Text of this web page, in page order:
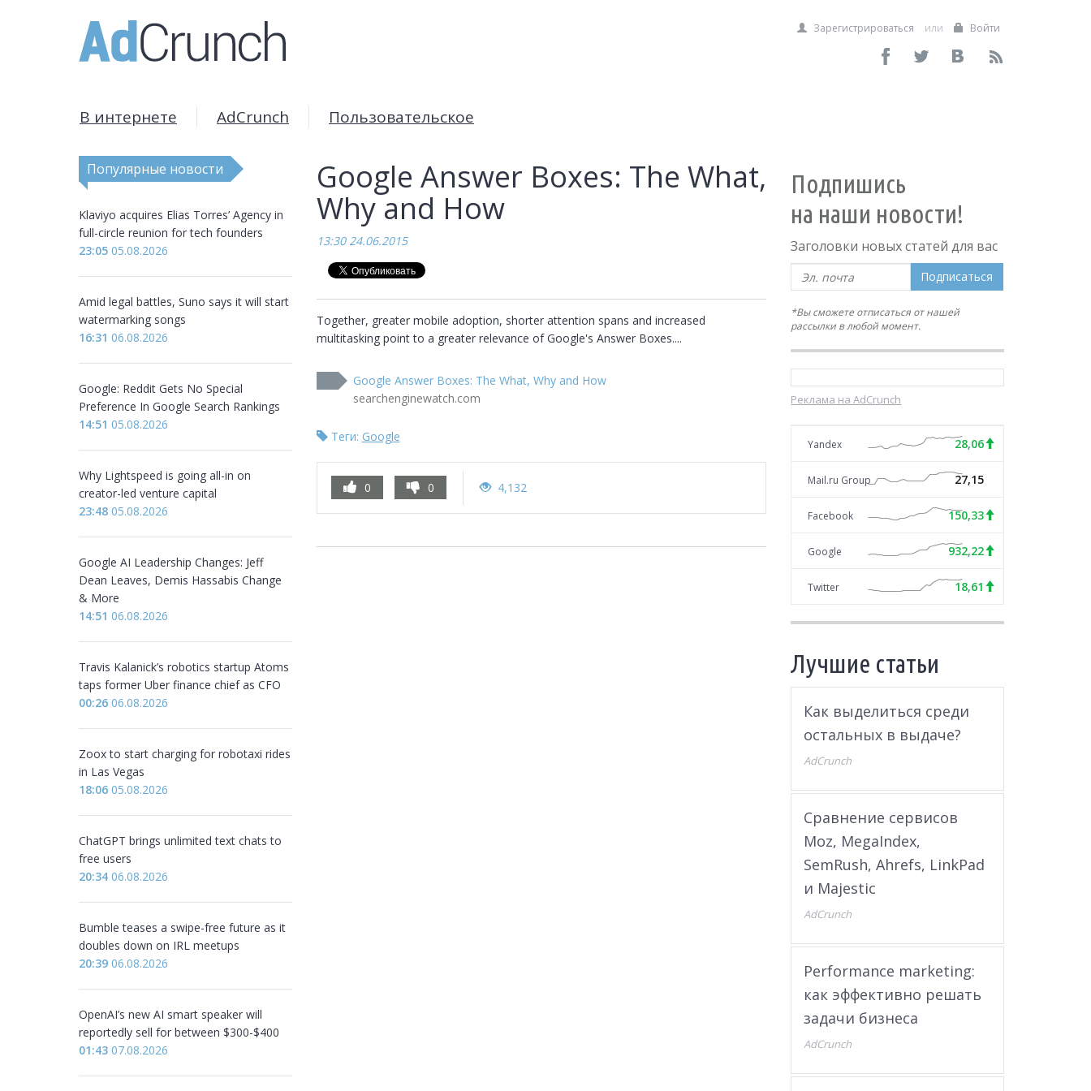
Зарегистрироваться или Войти
В интернете AdCrunch Пользовательское
Популярные новости
Klaviyo acquires Elias Torres’ Agency in
full-circle reunion for tech founders
23:05 05.08.2026
Amid legal battles, Suno says it will start
watermarking songs
16:31 06.08.2026
Google: Reddit Gets No Special
Preference In Google Search Rankings
14:51 05.08.2026
Why Lightspeed is going all-in on
creator-led venture capital
23:48 05.08.2026
Google AI Leadership Changes: Jeff
Dean Leaves, Demis Hassabis Change
& More
14:51 06.08.2026
Travis Kalanick’s robotics startup Atoms
taps former Uber finance chief as CFO
00:26 06.08.2026
Zoox to start charging for robotaxi rides
in Las Vegas
18:06 05.08.2026
ChatGPT brings unlimited text chats to
free users
20:34 06.08.2026
Bumble teases a swipe-free future as it
doubles down on IRL meetups
20:39 06.08.2026
OpenAI’s new AI smart speaker will
reportedly sell for between $300-$400
01:43 07.08.2026
Google Answer Boxes: The What,
Why and How
13:30 24.06.2015
Together, greater mobile adoption, shorter attention spans and increased
multitasking point to a greater relevance of Google's Answer Boxes....
Google Answer Boxes: The What, Why and How
searchenginewatch.com
Теги: Google
0 0 4,132
Подпишись
на наши новости!
Заголовки новых статей для вас
Подписаться
*Вы сможете отписаться от нашей
рассылки в любой момент.
Реклама на AdCrunch
Yandex 28,06
Mail.ru Group 27,15
Facebook 150,33
Google 932,22
Twitter 18,61
Лучшие статьи
Как выделиться среди
остальных в выдаче?
AdCrunch
Сравнение сервисов
Moz, MegaIndex,
SemRush, Ahrefs, LinkPad
и Majestic
AdCrunch
Performance marketing:
как эффективно решать
задачи бизнеса
AdCrunch